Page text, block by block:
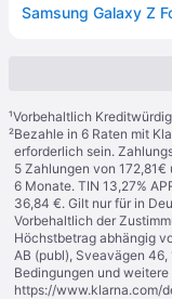
¹Vorbehaltlich
²Bezahle in 6 Raten mit
erforderlich sein.
5 Zahlungen von
6 Monate. TIN 13,27%
36,84 €. Gilt nur für in
Vorbehaltlich der
Höchstbetrag abhängig
AB (publ), Sveavägen
Bedingungen und
https://www.klarna.com/